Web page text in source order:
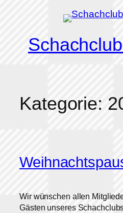
Kategorie:
Wir wünschen allen
Gästen unseres